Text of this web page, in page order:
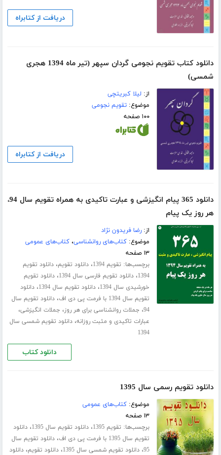
دریافت از کتابراه
دانلود کتاب تقویم نجومی گردان سپهر (تیر ماه 1394 هجری
شمسی)
از: لیلا کبریتچی
موضوع:تقویم نجومی
۱۰۰ صفحه
دریافت از کتابراه
دانلود 365 پیام انگیزشی و عبارت تاکیدی به همراه تقویم سال 94،
هر روز یک پیام
از:رضا فریدون نژاد
موضوع:کتاب‌های روانشناسی،کتاب‌های عمومی
۱۳ صفحه
برچسب‌ها: تقویم 1394 ،دانلود تقویم،دانلود تقویم
1394،دانلود تقویم فارسی سال 1394 ،دانلود تقویم
خورشیدی سال 1394
،دانلود تقویم سال 1394 ،دانلود
تقویم سال 1394 با فرمت پی دی اف
،دانلود تقویم سال
94، جملات روانشناسی برای هر روز، جملات انگیزشی،
عبارات تاکیدی و مثبت روزانه،دانلود تقویم شمسی سال
1394
دانلود کتاب
دانلود تقویم رسمی سال 1395
موضوع:کتاب‌های عمومی
۱۳ صفحه
برچسب‌ها: تقویم 1395 ،دانلود تقویم سال 1395 ،دانلود
تقویم سال 1395 با فرمت پی دی اف
،دانلود تقویم سال
95،دانلود تقویم شمسی سال 1395 ،دانلود تقویم،دانلود